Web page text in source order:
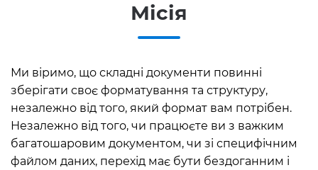
Місія
Ми віримо, що складні документи повинні
зберігати своє форматування та структуру,
незалежно від того, який формат вам потрібен.
Незалежно від того, чи працюєте ви з важким
багатошаровим документом, чи зі специфічним
файлом даних, перехід має бути бездоганним і